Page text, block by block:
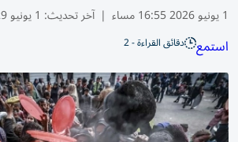
1 يونيو 2026 16:55 مساء | آخر تحديث: 1 يونيو 17:29 2026
استمع دقائق القراءة - 2